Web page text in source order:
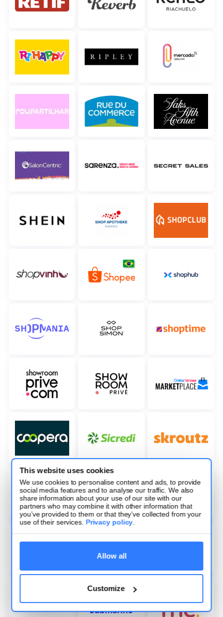
This website uses cookies
We use cookies to personalise content and ads, to provide
social media features and to analyse our traffic. We also
share information about your use of our site with our
partners who may combine it with other information that
you’ve provided to them or that they’ve collected from your
use of their services. Privacy policy.
Allow all
Customize